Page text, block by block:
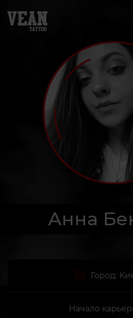
Анна
Город:
Начало